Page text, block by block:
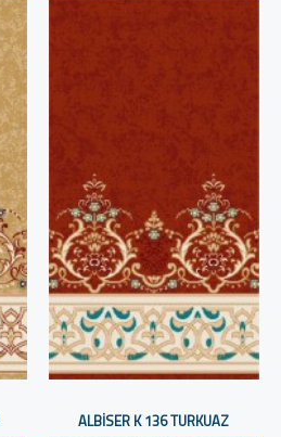
ALBISER K 136 TURKUAZ